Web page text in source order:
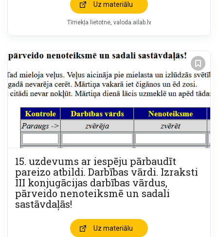
Uz materiālu
Tīmekļa lietotne valoda.ailab.lv
15. uzdevums ar iespēju pārbaudīt
pareizo atbildi. Darbības vārdi. Izraksti
III konjugācijas darbības vārdus,
pārveido nenoteiksmē un sadali
sastāvdaļās!
Uz materiālu